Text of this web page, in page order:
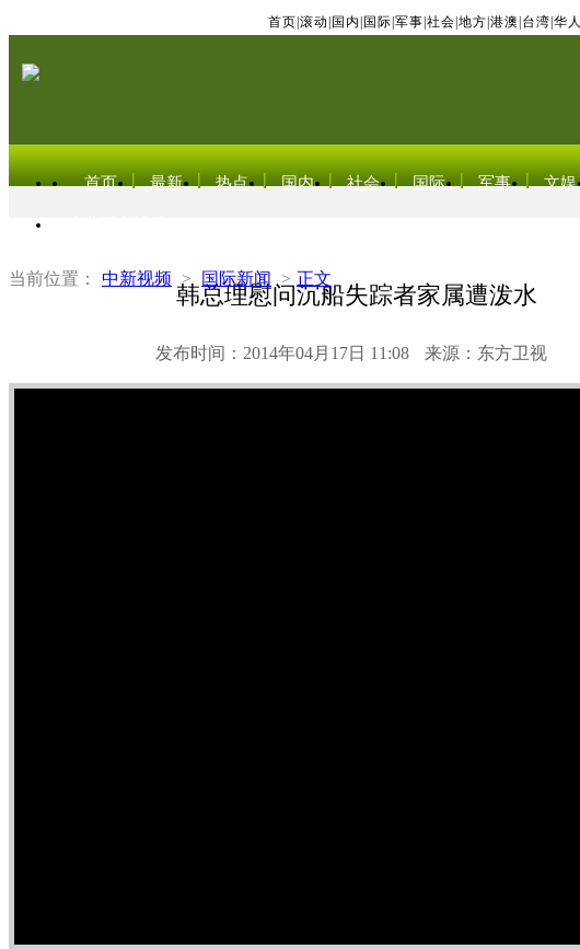
首页 滚动 国内 国际 军事 社会 地方 港澳 台湾 华人
首页 最新 热点 国内 社会 国际 军事 文娱
当前位置： 中新视频 > 国际新闻 > 正文
韩总理慰问沉船失踪者家属遭泼水
发布时间：2014年04月17日 11:08 来源：东方卫视